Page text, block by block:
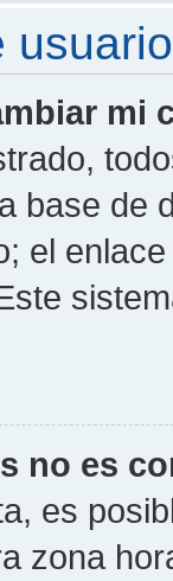
mi
base de
el
no es
es
zona